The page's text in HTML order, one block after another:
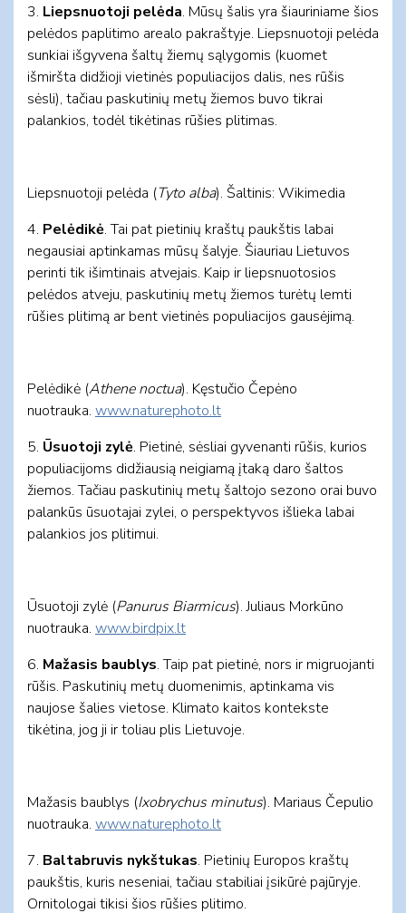
3. Liepsnuotoji pelėda. Mūsų šalis yra šiauriniame šios
pelėdos paplitimo arealo pakraštyje. Liepsnuotoji pelėda
sunkiai išgyvena šaltų žiemų sąlygomis (kuomet
išmiršta didžioji vietinės populiacijos dalis, nes rūšis
sėsli), tačiau paskutinių metų žiemos buvo tikrai
palankios, todėl tikėtinas rūšies plitimas.
Liepsnuotoji pelėda (Tyto alba). Šaltinis: Wikimedia
4. Pelėdikė. Tai pat pietinių kraštų paukštis labai
negausiai aptinkamas mūsų šalyje. Šiauriau Lietuvos
perinti tik išimtinais atvejais. Kaip ir liepsnuotosios
pelėdos atveju, paskutinių metų žiemos turėtų lemti
rūšies plitimą ar bent vietinės populiacijos gausėjimą.
Pelėdikė (Athene noctua). Kęstučio Čepėno
nuotrauka. www.naturephoto.lt
5. Ūsuotoji zylė. Pietinė, sėsliai gyvenanti rūšis, kurios
populiacijoms didžiausią neigiamą įtaką daro šaltos
žiemos. Tačiau paskutinių metų šaltojo sezono orai buvo
palankūs ūsuotajai zylei, o perspektyvos išlieka labai
palankios jos plitimui.
Ūsuotoji zylė (Panurus Biarmicus). Juliaus Morkūno
nuotrauka. www.birdpix.lt
6. Mažasis baublys. Taip pat pietinė, nors ir migruojanti
rūšis. Paskutinių metų duomenimis, aptinkama vis
naujose šalies vietose. Klimato kaitos kontekste
tikėtina, jog ji ir toliau plis Lietuvoje.
Mažasis baublys (Ixobrychus minutus). Mariaus Čepulio
nuotrauka. www.naturephoto.lt
7. Baltabruvis nykštukas. Pietinių Europos kraštų
paukštis, kuris neseniai, tačiau stabiliai įsikūrė pajūryje.
Ornitologai tikisi šios rūšies plitimo.